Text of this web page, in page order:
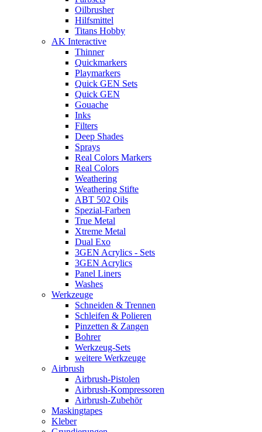
Oilbrusher
Hilfsmittel
Titans Hobby
AK Interactive
Thinner
Quickmarkers
Playmarkers
Quick GEN Sets
Quick GEN
Gouache
Inks
Filters
Deep Shades
Sprays
Real Colors Markers
Real Colors
Weathering
Weathering Stifte
ABT 502 Oils
Spezial-Farben
True Metal
Xtreme Metal
Dual Exo
3GEN Acrylics - Sets
3GEN Acrylics
Panel Liners
Washes
Werkzeuge
Schneiden & Trennen
Schleifen & Polieren
Pinzetten & Zangen
Bohrer
Werkzeug-Sets
weitere Werkzeuge
Airbrush
Airbrush-Pistolen
Airbrush-Kompressoren
Airbrush-Zubehör
Maskingtapes
Kleber